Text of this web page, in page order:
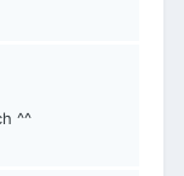
^^